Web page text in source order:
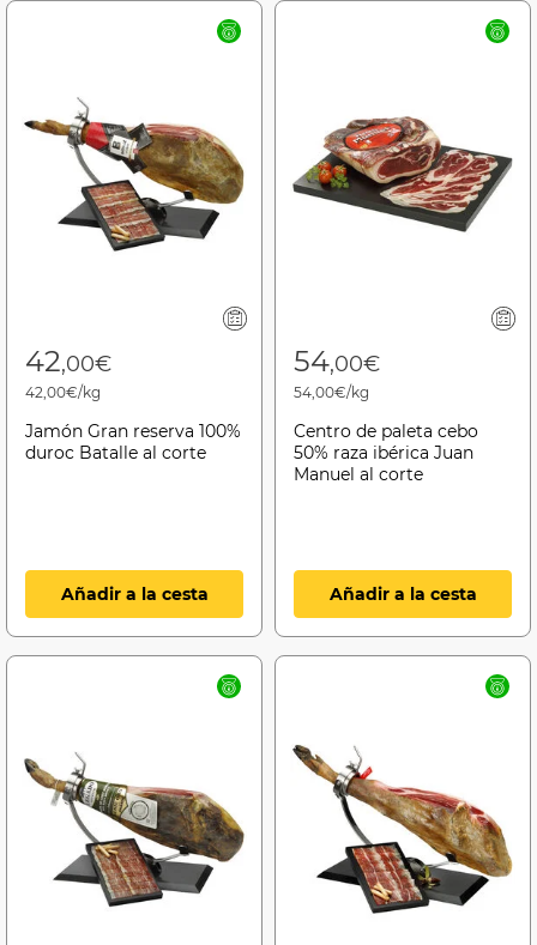
42,00€
42,00€/kg
Jamón Gran reserva 100%
duroc Batalle al corte
Añadir a la cesta
54,00€
54,00€/kg
Centro de paleta cebo
50% raza ibérica Juan
Manuel al corte
Añadir a la cesta